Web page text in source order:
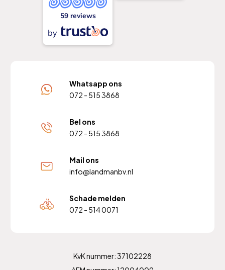
59 reviews
by
Whatsapp ons
072 - 515 3868
Bel ons
072 - 515 3868
Mail ons
info@landmanbv.nl
Schade melden
072 - 514 0071
KvK nummer: 37102228